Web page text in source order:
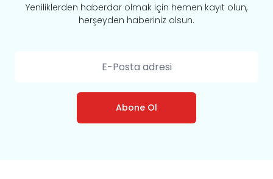
Yeniliklerden haberdar olmak için hemen kayıt olun,
herşeyden haberiniz olsun.
Abone Ol